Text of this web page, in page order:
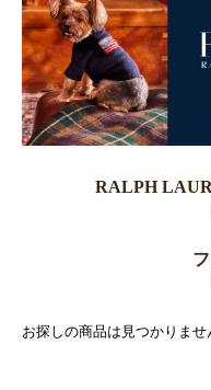
RALPH
お探しの商品は見つかりませ